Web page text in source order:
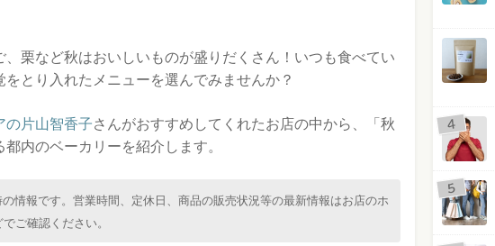
、栗など秋はおいしいものが盛りだくさん！いつも食べてい
をとり入れたメニューを選んでみませんか？
の片山智香子さんがおすすめしてくれたお店の中から、「秋
内のベーカリーを紹介します。
情報です。営業時間、定休日、商品の販売状況等の最新情報はお店のホ
ご確認ください。